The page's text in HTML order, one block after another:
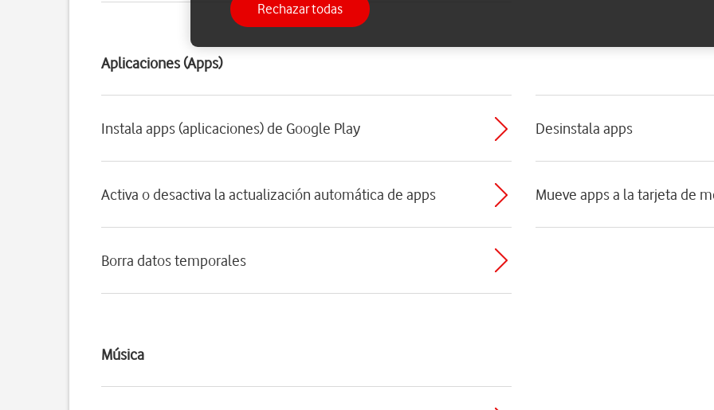
Aplicaciones (Apps)
Instala apps (aplicaciones) de Google Play Desinstala apps
Activa o desactiva la actualización automática de apps Mueve apps a la tarjeta de
Borra datos temporales
Música
Rechazar todas